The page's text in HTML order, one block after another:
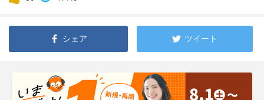
シェア ツイート